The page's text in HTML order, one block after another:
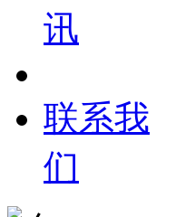
讯
联系我
们